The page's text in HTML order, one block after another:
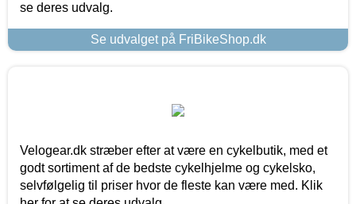
se deres udvalg.
Se udvalget på FriBikeShop.dk
Velogear.dk stræber efter at være en cykelbutik, med et
godt sortiment af de bedste cykelhjelme og cykelsko,
selvfølgelig til priser hvor de fleste kan være med. Klik